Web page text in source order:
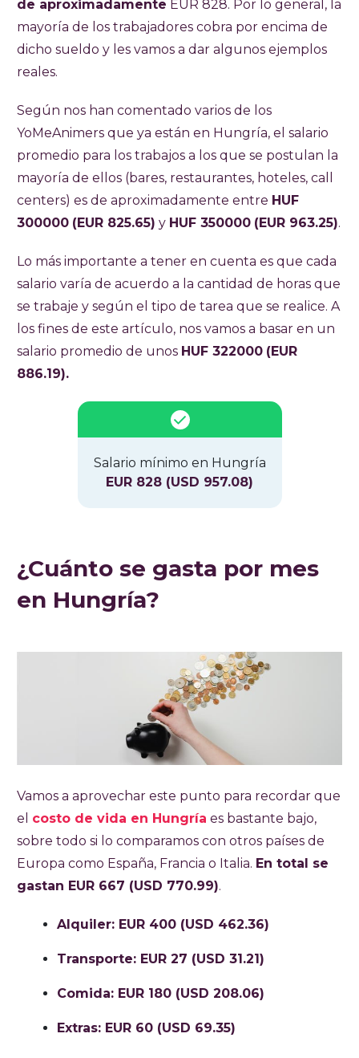
de aproximadamente EUR 828. Por lo general, la
mayoría de los trabajadores cobra por encima de
dicho sueldo y les vamos a dar algunos ejemplos
reales.
Según nos han comentado varios de los
YoMeAnimers que ya están en Hungría, el salario
promedio para los trabajos a los que se postulan la
mayoría de ellos (bares, restaurantes, hoteles, call
centers) es de aproximadamente entre HUF
300000 (EUR 825.65) y HUF 350000 (EUR 963.25).
Lo más importante a tener en cuenta es que cada
salario varía de acuerdo a la cantidad de horas que
se trabaje y según el tipo de tarea que se realice. A
los fines de este artículo, nos vamos a basar en un
salario promedio de unos HUF 322000 (EUR
886.19).
Salario mínimo en Hungría
EUR 828 (USD 957.08)
¿Cuánto se gasta por mes
en Hungría?
Vamos a aprovechar este punto para recordar que
el costo de vida en Hungría es bastante bajo,
sobre todo si lo comparamos con otros países de
Europa como España, Francia o Italia. En total se
gastan EUR 667 (USD 770.99).
Alquiler: EUR 400 (USD 462.36)
Transporte: EUR 27 (USD 31.21)
Comida: EUR 180 (USD 208.06)
Extras: EUR 60 (USD 69.35)